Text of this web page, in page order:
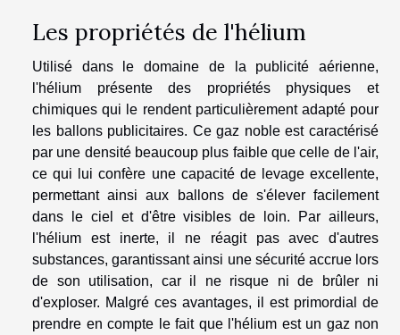
Les propriétés de l'hélium
Utilisé dans le domaine de la publicité aérienne,
l'hélium présente des propriétés physiques et
chimiques qui le rendent particulièrement adapté pour
les ballons publicitaires. Ce gaz noble est caractérisé
par une densité beaucoup plus faible que celle de l'air,
ce qui lui confère une capacité de levage excellente,
permettant ainsi aux ballons de s'élever facilement
dans le ciel et d'être visibles de loin. Par ailleurs,
l'hélium est inerte, il ne réagit pas avec d'autres
substances, garantissant ainsi une sécurité accrue lors
de son utilisation, car il ne risque ni de brûler ni
d'exploser. Malgré ces avantages, il est primordial de
prendre en compte le fait que l'hélium est un gaz non